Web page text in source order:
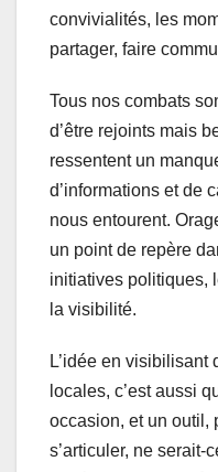
convivialités, les
partager, faire
Tous nos combats
d’être rejoints mais
ressentent un
d’informations et de
nous entourent.
un point de repère
initiatives politiques,
la visibilité.
L’idée en
locales, c’est aussi
occasion, et un outil,
s’articuler, ne serait-